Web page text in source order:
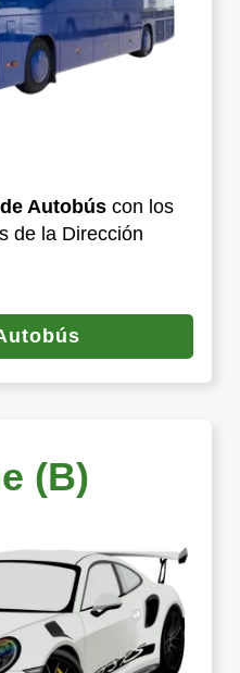
Autobús con los
de la Dirección
(B)